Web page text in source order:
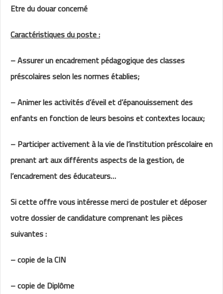
Etre du douar concerné
Caractéristiques du poste :
– Assurer un encadrement pédagogique des classes
préscolaires selon les normes établies;
– Animer les activités d’éveil et d’épanouissement des
enfants en fonction de leurs besoins et contextes locaux;
– Participer activement à la vie de l’institution préscolaire en
prenant art aux différents aspects de la gestion, de
l’encadrement des éducateurs…
Si cette offre vous intéresse merci de postuler et déposer
votre dossier de candidature comprenant les pièces
suivantes :
– copie de la CIN
– copie de Diplôme